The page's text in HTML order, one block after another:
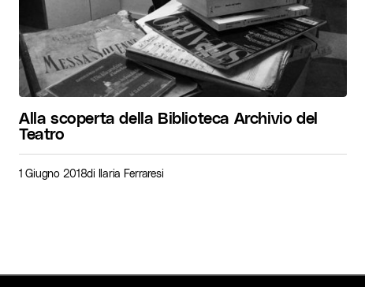
Alla scoperta della Biblioteca Archivio del
Teatro
1 Giugno 2018di Ilaria Ferraresi